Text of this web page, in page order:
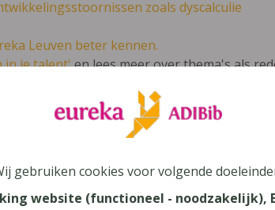
zoals dyscalculie
Leuven beter kennen.
in je talent'en lees meer over thema's als
3gebruiken cookies voor volgende
website (functioneel - noodzakelijk),